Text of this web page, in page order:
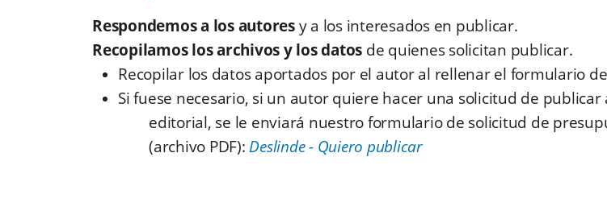
Respondemos a los autoresy a los interesados en publicar.
Recopilamos los archivos y los datos de quienes solicitan publicar.
Recopilar los datos aportados por el autor al rellenar el formulario
Si fuese necesario, si un autor quiere hacer una solicitud de publicar
editorial, se le enviará nuestro formulario de solicitud de
(archivo PDF):Deslinde - Quiero publicar